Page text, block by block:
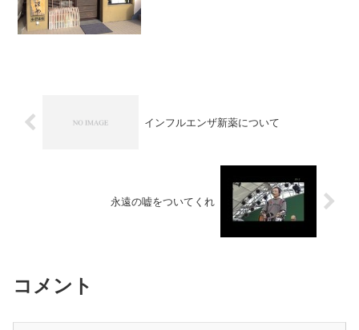
インフルエンザ新薬について
永遠の嘘をついてくれ
コメント